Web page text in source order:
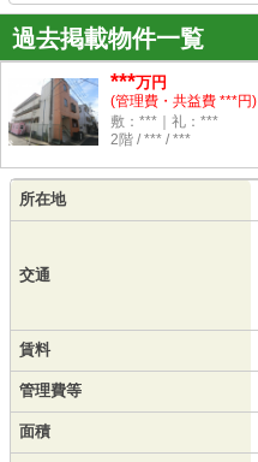
過去掲載物件一覧
***万円
(管理費・共益費 ***円)
敷：***｜礼：***
2階 / *** / ***
所在地
交通
賃料
管理費等
面積